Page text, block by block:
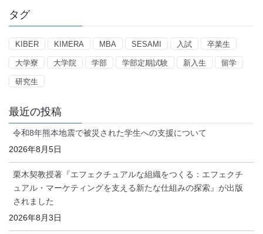
リ
ー
タグ
KIBER KIMERA MBA SESAMI 入試 卒業生
大学寮 大学院 学部 学部定期試験 新入生 留学
研究生
最近の投稿
令和8年熊本地震で被災された学生への支援について
2026年8月5日
栗木契教授著『エフェクチュアルな組織をつくる：エフェクチ
ュアル・マーケティングを支える新たな仕組みの探索』が出版
されました
2026年8月3日